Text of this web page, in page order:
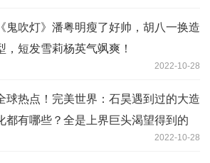
《鬼吹灯》潘粤明瘦了好帅，胡八一换造
，短发雪莉杨英气飒爽！
2022-10-28
球热点！完美世界：石昊遇到过的大造
都有哪些？全是上界巨头渴望得到的
2022-10-28